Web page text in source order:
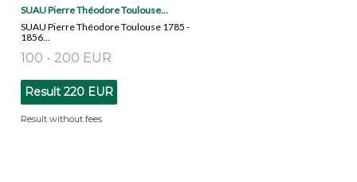
SUAU Pierre Théodore Toulouse...
SUAU Pierre Théodore Toulouse 1785 -
1856...
100 - 200 EUR
Result 220 EUR
Result without fees